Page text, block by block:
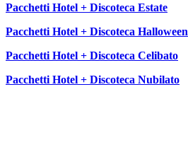
Pacchetti Hotel + Discoteca Estate
Pacchetti Hotel + Discoteca Halloween
Pacchetti Hotel + Discoteca Celibato
Pacchetti Hotel + Discoteca Nubilato